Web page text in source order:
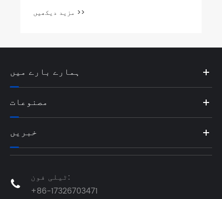
مزید دیکھیں >>
ہمارے بارے میں
مصنوعات
خبریں

ٹیلی فون:
+86-17326703471